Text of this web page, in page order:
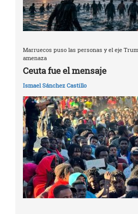
Marruecos puso las personas y el eje
amenaza
Ceuta fue el mensaje
Ismael Sánchez Castillo